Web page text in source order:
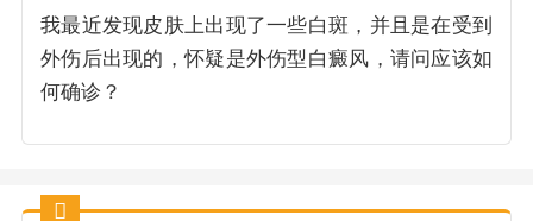
我最近发现皮肤上出现了一些白斑，并且是在受到
外伤后出现的，怀疑是外伤型白癜风，请问应该如
何确诊？